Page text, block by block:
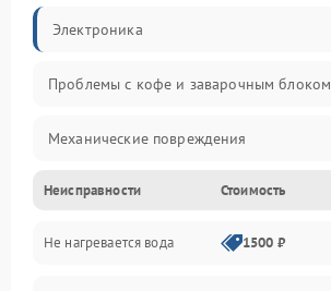
Электроника
Проблемы с кофе и заварочным блоком
Механические повреждения
Прочие неисправности
Включение и работа
Неисправности Стоимость
Не нагревается вода 1500 ₽